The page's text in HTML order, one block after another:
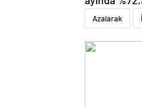
Azalarak